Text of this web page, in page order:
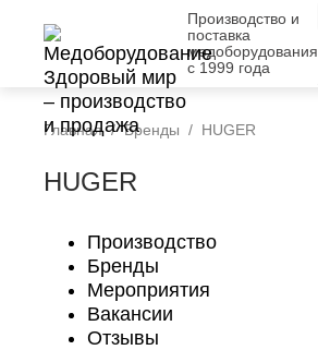
Производство и
поставка
медоборудования
с 1999 года
Главная Бренды HUGER
HUGER
Производство
Бренды
Мероприятия
Вакансии
Отзывы